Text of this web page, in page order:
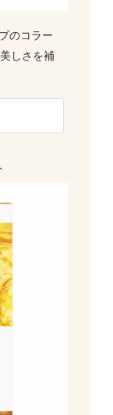
のコラー
しさを補